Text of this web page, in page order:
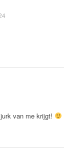
van me krijgt!